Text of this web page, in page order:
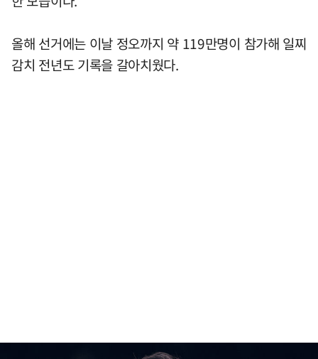
올해 선거에는 이날 정오까지 약 119만명이 참가해 일찌
감치 전년도 기록을 갈아치웠다.